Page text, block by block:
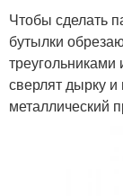
Чтобы сделать
бутылки
сверлят дырку
металлический